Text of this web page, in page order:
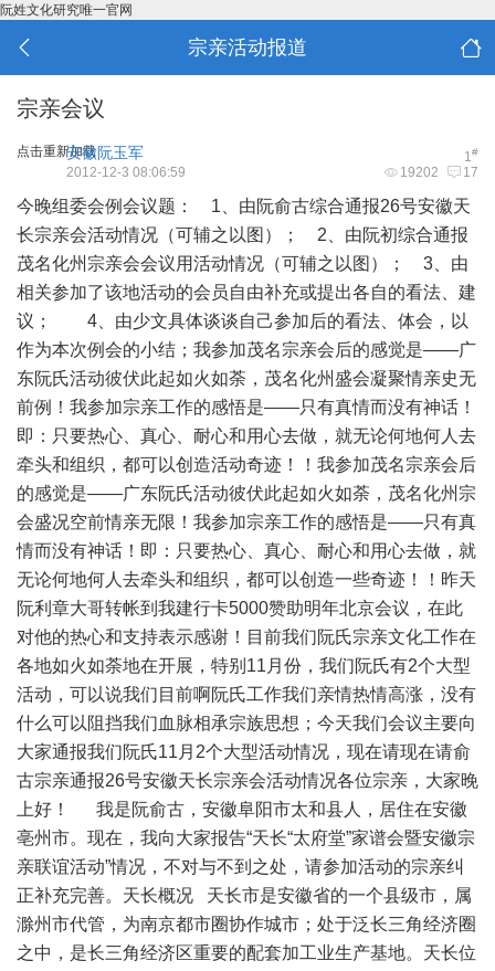
阮姓文化研究唯一官网
宗亲活动报道
宗亲会议
点击重新加载 1#
安徽阮玉军
19202 17
2012-12-3 08:06:59
今晚组委会例会议题： 1、由阮俞古综合通报26号安徽天
长宗亲会活动情况（可辅之以图）； 2、由阮初综合通报
茂名化州宗亲会会议用活动情况（可辅之以图）； 3、由
相关参加了该地活动的会员自由补充或提出各自的看法、建
议； 4、由少文具体谈谈自己参加后的看法、体会，以
作为本次例会的小结；我参加茂名宗亲会后的感觉是——广
东阮氏活动彼伏此起如火如荼，茂名化州盛会凝聚情亲史无
前例！我参加宗亲工作的感悟是——只有真情而没有神话！
即：只要热心、真心、耐心和用心去做，就无论何地何人去
牵头和组织，都可以创造活动奇迹！！我参加茂名宗亲会后
的感觉是——广东阮氏活动彼伏此起如火如荼，茂名化州宗
会盛况空前情亲无限！我参加宗亲工作的感悟是——只有真
情而没有神话！即：只要热心、真心、耐心和用心去做，就
无论何地何人去牵头和组织，都可以创造一些奇迹！！昨天
阮利章大哥转帐到我建行卡5000赞助明年北京会议，在此
对他的热心和支持表示感谢！目前我们阮氏宗亲文化工作在
各地如火如荼地在开展，特别11月份，我们阮氏有2个大型
活动，可以说我们目前啊阮氏工作我们亲情热情高涨，没有
什么可以阻挡我们血脉相承宗族思想；今天我们会议主要向
大家通报我们阮氏11月2个大型活动情况，现在请现在请俞
古宗亲通报26号安徽天长宗亲会活动情况各位宗亲，大家晚
上好！ 我是阮俞古，安徽阜阳市太和县人，居住在安徽
亳州市。现在，我向大家报告“天长“太府堂”家谱会暨安徽宗
亲联谊活动”情况，不对与不到之处，请参加活动的宗亲纠
正补充完善。天长概况 天长市是安徽省的一个县级市，属
滁州市代管，为南京都市圈协作城市；处于泛长三角经济圈
之中，是长三角经济区重要的配套加工业生产基地。天长位